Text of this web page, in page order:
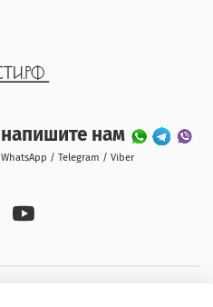
напишите нам
WhatsApp / Telegram / Viber